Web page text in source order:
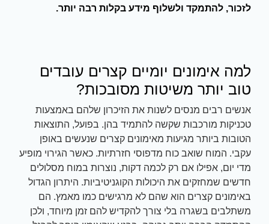
לזכור,להתמקד ולשלוף מידע בקלות רבה יותר.
למה אימונים יומיים קצרים עובדים
טוב יותר משיטות מסובכות?
אנשים רבים מנסים לשנות את הזיכרון שלהם באמצעות
טכניקות מורכבות שקשה להתמיד בהן. בפועל, התוצאות
הטובות ביותר מגיעות מאימונים קצרים שנעשים באופן
עקבי. המוח שואב כוח מדפוסי חזרתיות. כאשר הגירוי מופיע
מדי יום, אפילו אם רק לכמה דקות, נוצרות במוח מסלולים
חדשים שמחזקים את היכולות הקוגניטיביות. היתרון הגדול
באימונים קצרים הוא שהם לא מרגישים כמו מאמץ. הם
משתלבים בשגרה בלי צורך להקדיש להם זמן מיוחד, ולכן